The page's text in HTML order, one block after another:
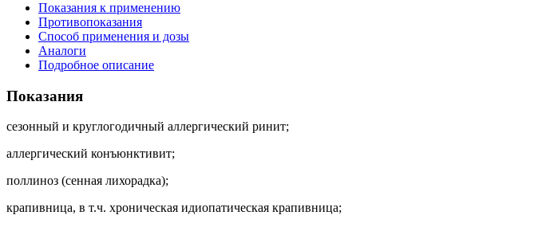
Показания к применению
Противопоказания
Способ применения и дозы
Аналоги
Подробное описание
Показания
сезонный и круглогодичный аллергический ринит;
аллергический конъюнктивит;
поллиноз (сенная лихорадка);
крапивница, в т.ч. хроническая идиопатическая крапивница;